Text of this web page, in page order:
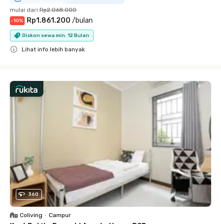
mulai dari Rp2.068.000
-10% Rp1.861.200 /bulan
Diskon sewa min. 12 Bulan
Lihat info lebih banyak
360
Coliving • Campur